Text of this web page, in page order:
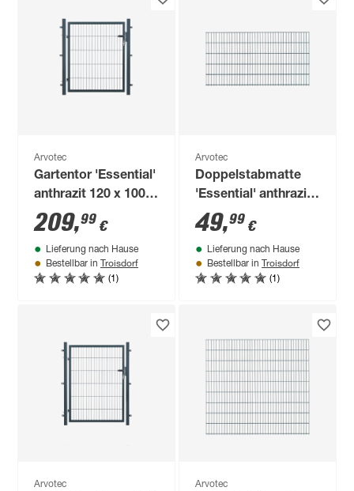
Arvotec
Gartentor 'Essential'
anthrazit 120 x 100
cm, mit
Zaunanschluss
209,99 €
Lieferung nach Hause
Bestellbar in Troisdorf
(1)
Arvotec
Doppelstabmatte
'Essential' anthrazit
200 x 103 cm, UV-
und
witterungsbeständig
49,99 €
Lieferung nach Hause
Bestellbar in Troisdorf
(1)
Arvotec Arvotec